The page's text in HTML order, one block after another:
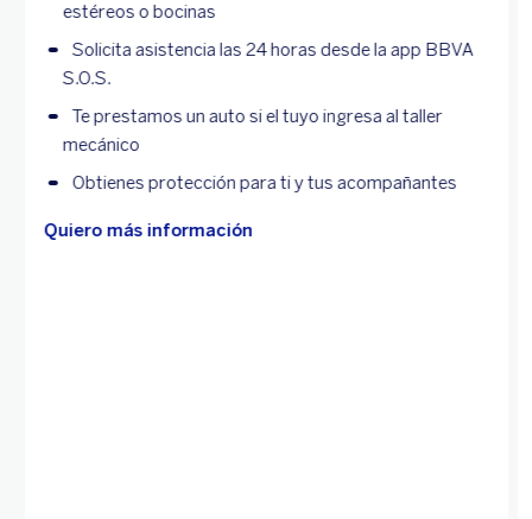
estéreos o bocinas
Solicita asistencia las 24 horas desde la app BBVA
S.O.S.
Te prestamos un auto si el tuyo ingresa al taller
mecánico
Obtienes protección para ti y tus acompañantes
Quiero más información